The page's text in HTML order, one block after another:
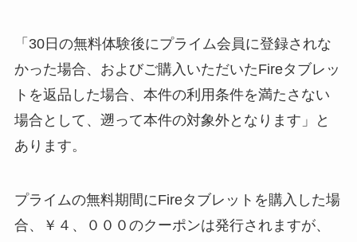
「30日の無料体験後にプライム会員に登録されな
かった場合、およびご購入いただいたFireタブレッ
トを返品した場合、本件の利用条件を満たさない
場合として、遡って本件の対象外となります」と
あります。
プライムの無料期間にFireタブレットを購入した場
合、￥４、０００のクーポンは発行されますが、